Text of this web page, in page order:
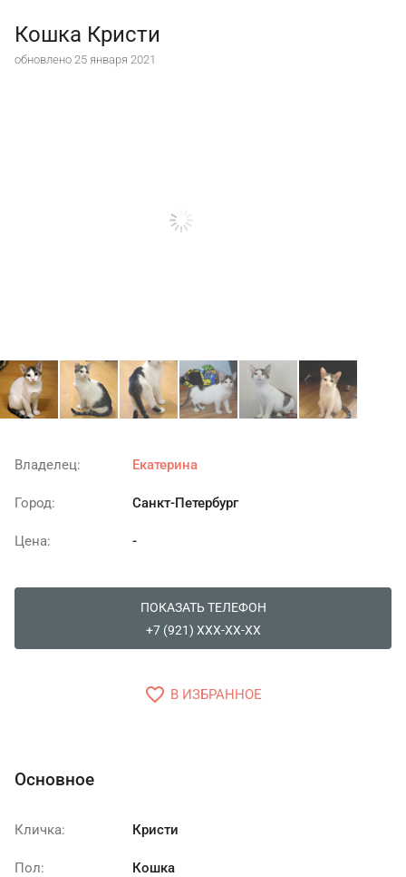
Кошка Кристи
обновлено 25 января 2021
Владелец: Екатерина
Город: Санкт-Петербург
Цена: -
ПОКАЗАТЬ ТЕЛЕФОН
+7 (921) XXX-XX-XX
favorite_border В ИЗБРАННОЕ
Основное
Кличка: Кристи
Пол: Кошка